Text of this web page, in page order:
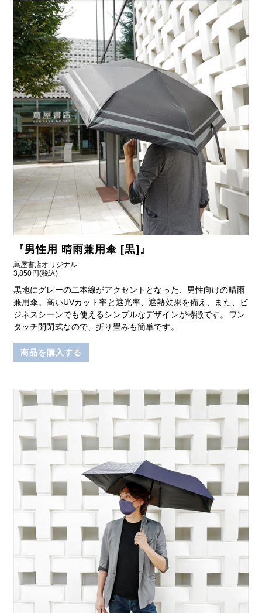
『男性用 晴雨兼用傘 [黒] 』
蔦屋書店オリジナル
3,850円(税込)
黒地にグレーの二本線がアクセントとなった、男性向けの晴雨
兼用傘。高いUVカット率と遮光率、遮熱効果を備え、また、ビ
ジネスシーンでも使えるシンプルなデザインが特徴です。ワン
タッチ開閉式なので、折り畳みも簡単です。
商品を購入する